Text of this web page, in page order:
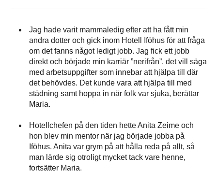
Jag hade varit mammaledig efter att ha fått min
andra dotter och gick inom Hotell Iföhus för att fråga
om det fanns något ledigt jobb. Jag fick ett jobb
direkt och började min karriär ”nerifrån”, det vill säga
med arbetsuppgifter som innebar att hjälpa till där
det behövdes. Det kunde vara att hjälpa till med
städning samt hoppa in när folk var sjuka, berättar
Maria.
Hotellchefen på den tiden hette Anita Zeime och
hon blev min mentor när jag började jobba på
Iföhus. Anita var grym på att hålla reda på allt, så
man lärde sig otroligt mycket tack vare henne,
fortsätter Maria.